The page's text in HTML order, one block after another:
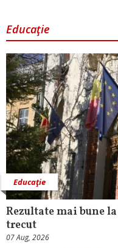
Educaţie
Educaţie
Rezultate mai bune
trecut
07 Aug, 2026